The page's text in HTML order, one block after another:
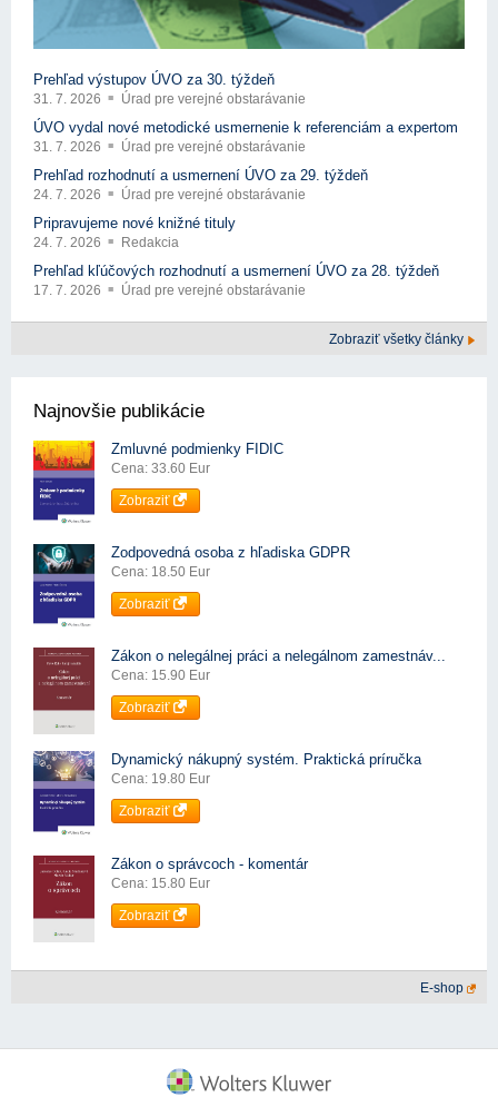
Prehľad výstupov ÚVO za 30. týždeň
31. 7. 2026 Úrad pre verejné obstarávanie
ÚVO vydal nové metodické usmernenie k referenciám a expertom
31. 7. 2026 Úrad pre verejné obstarávanie
Prehľad rozhodnutí a usmernení ÚVO za 29. týždeň
24. 7. 2026 Úrad pre verejné obstarávanie
Pripravujeme nové knižné tituly
24. 7. 2026 Redakcia
Prehľad kľúčových rozhodnutí a usmernení ÚVO za 28. týždeň
17. 7. 2026 Úrad pre verejné obstarávanie
Zobraziť všetky články
Najnovšie publikácie
Zmluvné podmienky FIDIC
Cena: 33.60 Eur
Zobraziť
Zodpovedná osoba z hľadiska GDPR
Cena: 18.50 Eur
Zobraziť
Zákon o nelegálnej práci a nelegálnom zamestnáv...
Cena: 15.90 Eur
Zobraziť
Dynamický nákupný systém. Praktická príručka
Cena: 19.80 Eur
Zobraziť
Zákon o správcoch - komentár
Cena: 15.80 Eur
Zobraziť
E-shop